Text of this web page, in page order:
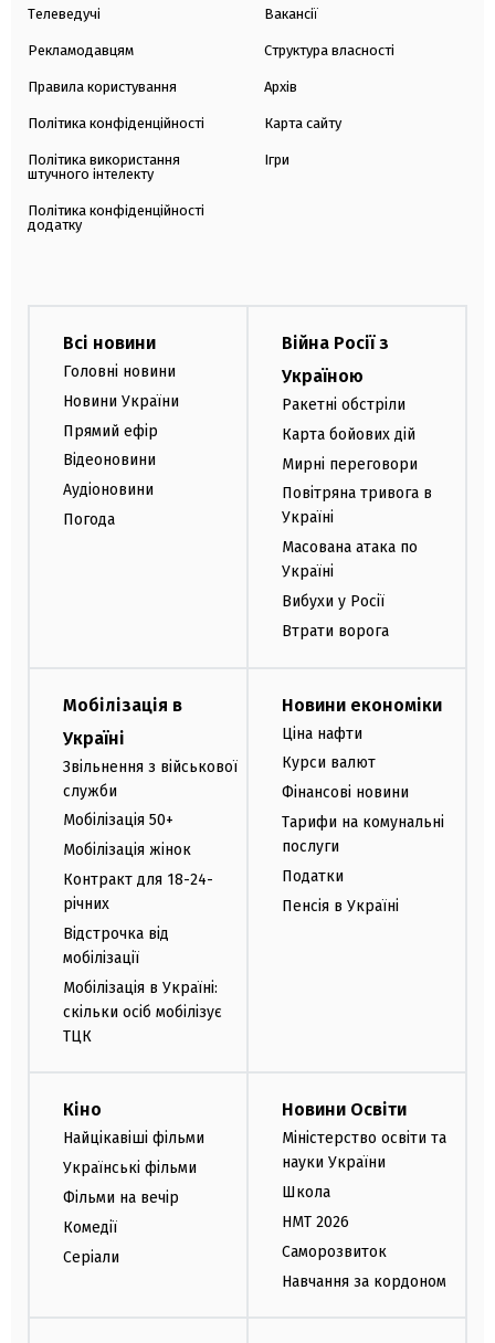
Телеведучі
Рекламодавцям
Правила користування
Політика конфіденційності
Політика використання
штучного інтелекту
Політика конфіденційності
додатку
Вакансії
Структура власності
Архів
Карта сайту
Ігри
Всі новини
Головні новини
Новини України
Прямий ефір
Відеоновини
Аудіоновини
Погода
Війна Росії з
Україною
Ракетні обстріли
Карта бойових дій
Мирні переговори
Повітряна тривога в
Україні
Масована атака по
Україні
Вибухи у Росії
Втрати ворога
Мобілізація в
Україні
Звільнення з військової
служби
Мобілізація 50+
Мобілізація жінок
Контракт для 18-24-
річних
Відстрочка від
мобілізації
Мобілізація в Україні:
скільки осіб мобілізує
ТЦК
Новини економіки
Ціна нафти
Курси валют
Фінансові новини
Тарифи на комунальні
послуги
Податки
Пенсія в Україні
Кіно
Найцікавіші фільми
Українські фільми
Фільми на вечір
Комедії
Серіали
Новини Освіти
Міністерство освіти та
науки України
Школа
НМТ 2026
Саморозвиток
Навчання за кордоном